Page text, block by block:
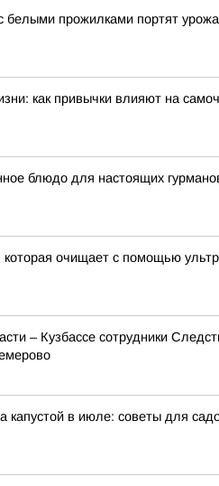
прожилками портят
как привычки влияют на
блюдо для настоящих
очищает с помощью
– Кузбассе сотрудники
капустой в июле: советы для